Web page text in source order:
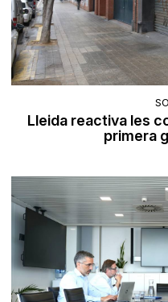
Lleida reactiva les
primera